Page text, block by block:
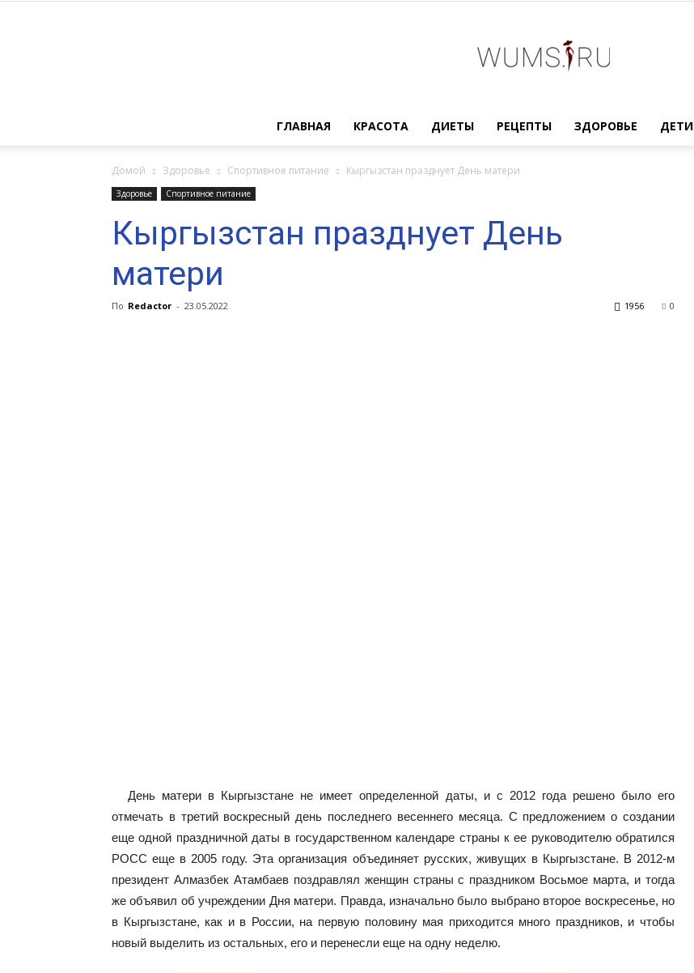
Женский
журнал
ГЛАВНАЯ КРАСОТА ДИЕТЫ РЕЦЕПТЫ ЗДОРОВЬЕ ДЕТИ
Домой Здоровье Спортивное питание Кыргызстан празднует День матери
Здоровье Спортивное питание
Кыргызстан празднует День
матери
По Redactor - 23.05.2022 0
1956
День матери в Кыргызстане не имеет определенной даты, и с 2012 года решено было его
отмечать в третий воскресный день последнего весеннего месяца. С предложением о создании
еще одной праздничной даты в государственном календаре страны к ее руководителю обратился
РОСС еще в 2005 году. Эта организация объединяет русских, живущих в Кыргызстане. В 2012-м
президент Алмазбек Атамбаев поздравлял женщин страны с праздником Восьмое марта, и тогда
же объявил об учреждении Дня матери. Правда, изначально было выбрано второе воскресенье, но
в Кыргызстане, как и в России, на первую половину мая приходится много праздников, и чтобы
новый выделить из остальных, его и перенесли еще на одну неделю.